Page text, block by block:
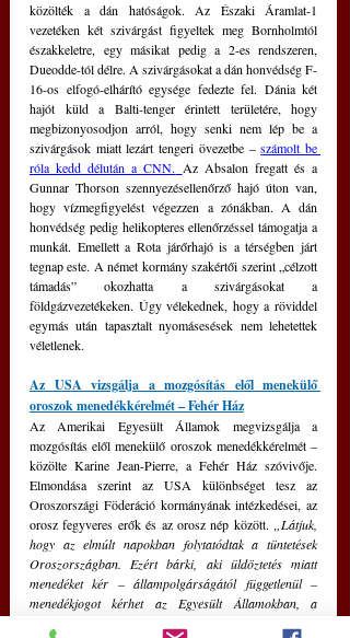
közölték a dán hatóságok. Az Északi Áramlat-1
vezetéken két szivárgást figyeltek meg Bornholmtól
északkeletre, egy másikat pedig a 2-es rendszeren,
Dueodde-tól délre. A szivárgásokat a dán honvédség F-
16-os elfogó-elhárító egysége fedezte fel. Dánia két
hajót küld a Balti-tenger érintett területére, hogy
megbizonyosodjon arról, hogy senki nem lép be a
szivárgások miatt lezárt tengeri övezetbe – számolt be
róla kedd délután a CNN. Az Absalon fregatt és a
Gunnar Thorson szennyezésellenőrző hajó úton van,
hogy vízmegfigyelést végezzen a zónákban. A dán
honvédség pedig helikopteres ellenőrzéssel támogatja a
munkát. Emellett a Rota járőrhajó is a térségben járt
tegnap este. A német kormány szakértői szerint „célzott
támadás” okozhatta a szivárgásokat a
földgázvezetékeken. Úgy vélekednek, hogy a röviddel
egymás után tapasztalt nyomásesések nem lehetettek
véletlenek.
Az USA vizsgálja a mozgósítás elől menekülő
oroszok menedékkérelmét – Fehér Ház
Az Amerikai Egyesült Államok megvizsgálja a
mozgósítás elől menekülő oroszok menedékkérelmét –
közölte Karine Jean-Pierre, a Fehér Ház szóvivője.
Elmondása szerint az USA különbséget tesz az
Oroszországi Föderáció kormányának intézkedései, az
orosz fegyveres erők és az orosz nép között.
„Látjuk,
hogy az elmúlt napokban folytatódtak a tüntetések
Oroszországban. Ezért bárki, aki üldöztetés miatt
menedéket kér – állampolgárságától függetlenül –
menedékjogot kérhet az Egyesült Államokban, a